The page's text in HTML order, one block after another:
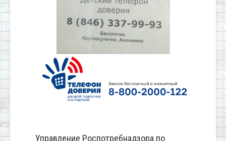
Управление Роспотребнадзора по